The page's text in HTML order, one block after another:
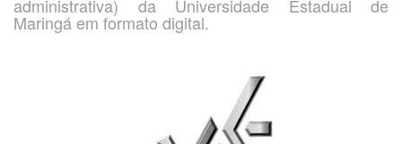
administrativa) da Universidade Estadual de
Maringá em formato digital.